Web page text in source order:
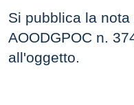
Si pubblica la
AOODGPOC n.
all'oggetto.